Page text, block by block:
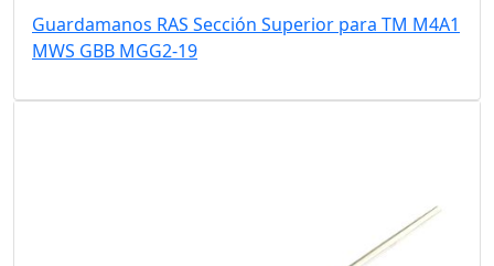
Guardamanos RAS Sección Superior para TM M4A1
MWS GBB MGG2-19